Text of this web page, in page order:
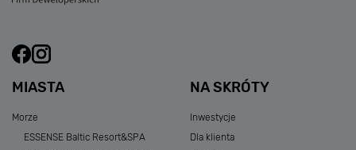
MIASTA
Morze
ESSENSE Baltic Resort&SPA
NA SKRÓTY
Inwestycje
Dla klienta